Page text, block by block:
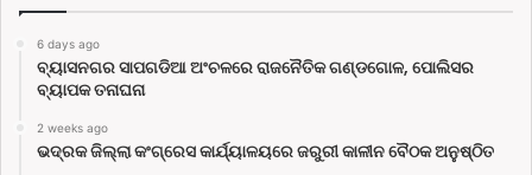
6 days ago
ବ୍ୟାସନଗର ସାପଗଡିଆ ଅଂଚଳରେ ରାଜନୈତିକ ଗଣ୍ଡଗୋଳ, ପୋଲିସର
ବ୍ୟାପକ ତନାଘନା
2 weeks ago
ଭଦ୍ରକ ଜିଲ୍ଲା କଂଗ୍ରେସ କାର୍ଯ୍ୟାଳୟରେ ଜରୁରୀ କାଳୀନ ବୈଠକ ଅନୁଷ୍ଠିତ